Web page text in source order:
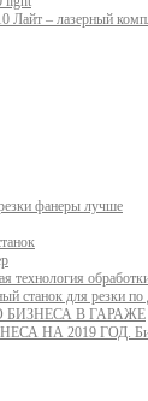
Лайт – лазерный
фанеры лучше
технология
станок для резки
В ГАРАЖЕ
НА 2019 ГОД.